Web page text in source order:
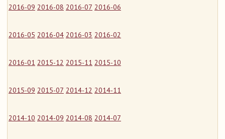
2016-09 2016-08 2016-07 2016-06
2016-05 2016-04 2016-03 2016-02
2016-01 2015-12 2015-11 2015-10
2015-09 2015-07 2014-12 2014-11
2014-10 2014-09 2014-08 2014-07